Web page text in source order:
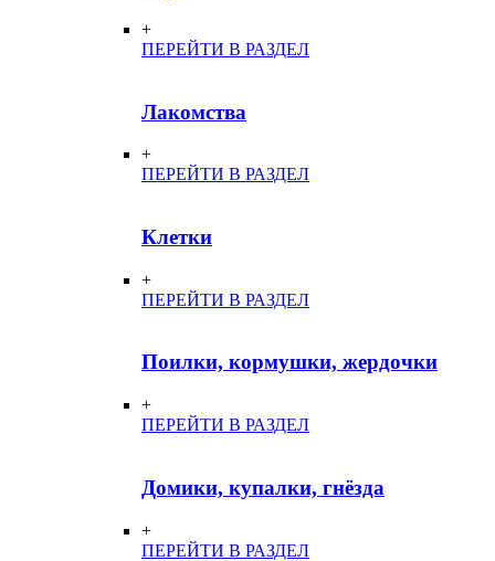
+
ПЕРЕЙТИ В РАЗДЕЛ
Лакомства
+
ПЕРЕЙТИ В РАЗДЕЛ
Клетки
+
ПЕРЕЙТИ В РАЗДЕЛ
Поилки, кормушки, жердочки
+
ПЕРЕЙТИ В РАЗДЕЛ
Домики, купалки, гнёзда
+
ПЕРЕЙТИ В РАЗДЕЛ